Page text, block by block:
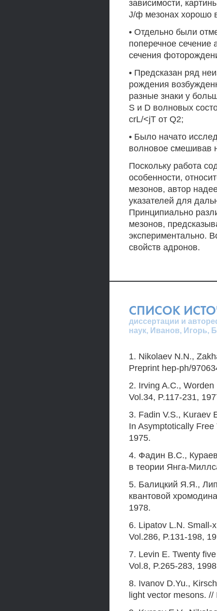
зависимости,
J/ф мезонах хорошо
• Отдельно были
поперечное
сечения
• Предсказан ряд
рождения
разные знаки у
S и D волновых
crL/<jT от Q2;
• Было начато
волновое смешивав
Поскольку работа
особенности,
мезонов, автор
указателей для
Принципиально
мезонов,
экспериментально.
свойств адронов.
СПИСОК
диссертации и
наук, Иванов, Игорь,
1. Nikolaev N.N.,
Preprint hep-ph/
2. Irving A.C.,
Vol.34, P.117-231,
3. Fadin V.S., Kuraev
In Asymptotically
1975.
4. Фадин B.C.,
в теории Янга-
5. Балицкий Я.Я.,
квантовой
1978.
6. Lipatov L.N. Small-
Vol.286, P.131-198,
7. Levin E. Twenty
Vol.8, P.265-283,
8. Ivanov D.Yu.,
light vector mesons.